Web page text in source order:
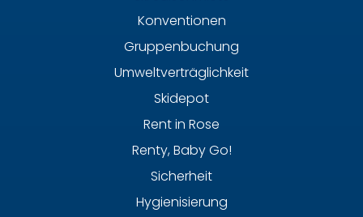
Konventionen
Gruppenbuchung
Umweltverträglichkeit
Skidepot
Rent in Rose
Renty, Baby Go!
Sicherheit
Hygienisierung